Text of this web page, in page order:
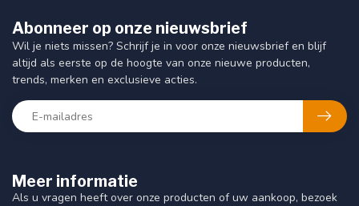
Meer informatie
Als u vragen heeft over onze producten of uw aankoop, bezoek
Abonneer op onze nieuwsbrief
Wil je niets missen? Schrijf je in voor onze nieuwsbrief en blijf
altijd als eerste op de hoogte van onze nieuwe producten,
trends, merken en exclusieve acties.